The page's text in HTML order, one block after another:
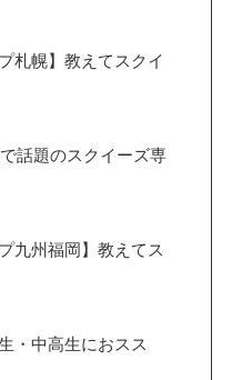
札幌】教えてスクイ
話題のスクイーズ専
九州福岡】教えてス
・中高生におスス